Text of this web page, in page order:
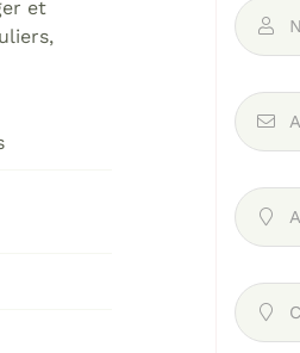
et



